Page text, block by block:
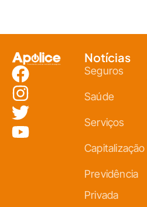
Notícias
Seguros
Saúde
Serviços
Capitalização
Previdência
Privada